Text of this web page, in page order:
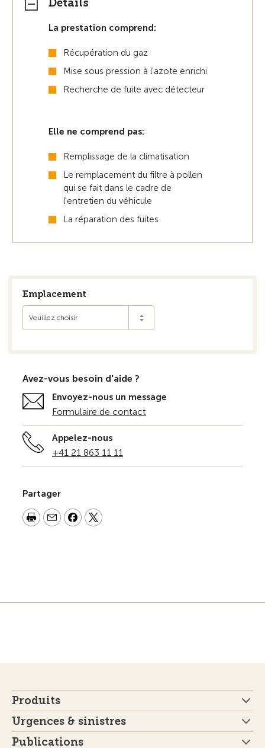
La prestation comprend:
Récupération du gaz
Mise sous pression à l'azote enrichi
Recherche de fuite avec détecteur
Elle ne comprend pas:
Remplissage de la climatisation
Le remplacement du filtre à pollen
qui se fait dans le cadre de
l'entretien du véhicule
La réparation des fuites
Emplacement
Veuillez choisir
Avez-vous besoin d'aide ?
Envoyez-nous un message
Formulaire de contact
Appelez-nous
+41 21 863 11 11
Partager
Produits
Urgences & sinistres
Publications